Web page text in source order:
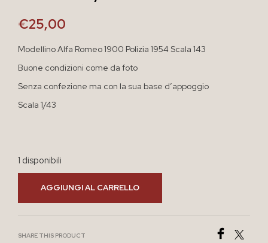
€25,00
Modellino Alfa Romeo 1900 Polizia 1954 Scala 143
Buone condizioni come da foto
Senza confezione ma con la sua base d’appoggio
Scala 1/43
1 disponibili
AGGIUNGI AL CARRELLO
SHARE THIS PRODUCT